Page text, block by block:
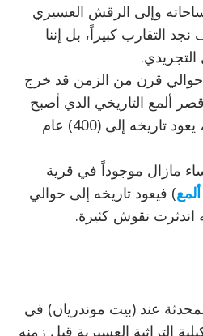
وإلى الرقش العسيري
التقارب كبيراً، بل إننا
حوالي قرن من الزمن قد خرج
ألمع التاريخي الذي أصبح
حالياً معرضاً دائماً للتراث، يعود تاريخه إلى (400) عام
مازال موجوداً في قرية
) فيعود تاريخه إلى حوالي
نقوش كثيرة.
عند (بيت موندريان) في
التراثية العسيرية قبل زمنه